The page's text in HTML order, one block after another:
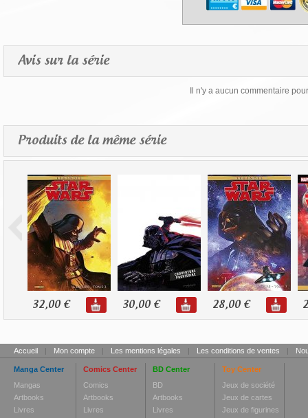
Avis sur la série
Il n'y a aucun commentaire
Produits de la même série
32,00 € 30,00 € 28,00 €
Accueil | Mon compte | Les mentions légales | Les conditions de ventes |
Manga Center
Mangas
Artbooks
Livres
Comics Center
Comics
Artbooks
Livres
BD Center
BD
Artbooks
Livres
Toy Center
Jeux de société
Jeux de cartes
Jeux de figurines